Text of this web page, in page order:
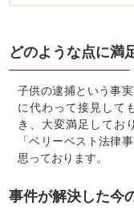
どのような点に満
子供の逮捕という事
に代わって接見して
き、大変満足してお
「ベリーベスト法律
思っております。
事件が解決した今